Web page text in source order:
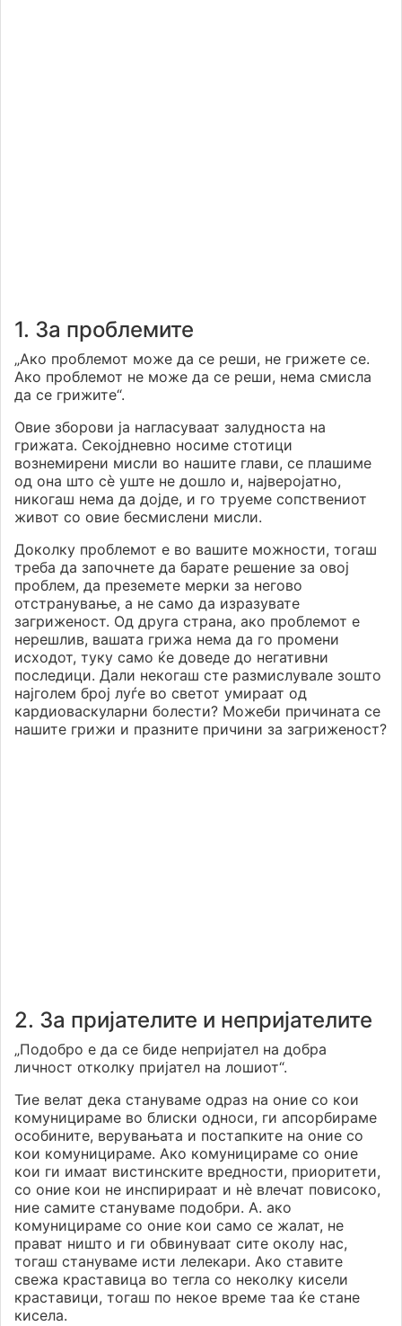
1. За проблемите
„Ако проблемот може да се реши, не грижете се.
Ако проблемот не може да се реши, нема смисла
да се грижите“.
Овие зборови ја нагласуваат залудноста на
грижата. Секојдневно носиме стотици
вознемирени мисли во нашите глави, се плашиме
од она што сè уште не дошло и, најверојатно,
никогаш нема да дојде, и го труеме сопствениот
живот со овие бесмислени мисли.
Доколку проблемот е во вашите можности, тогаш
треба да започнете да барате решение за овој
проблем, да преземете мерки за негово
отстранување, а не само да изразувате
загриженост. Од друга страна, ако проблемот е
нерешлив, вашата грижа нема да го промени
исходот, туку само ќе доведе до негативни
последици. Дали некогаш сте размислувале зошто
најголем број луѓе во светот умираат од
кардиоваскуларни болести? Можеби причината се
нашите грижи и празните причини за загриженост?
2. За пријателите и непријателите
„Подобро е да се биде непријател на добра
личност отколку пријател на лошиот“.
Тие велат дека стануваме одраз на оние со кои
комуницираме во блиски односи, ги апсорбираме
особините, верувањата и постапките на оние со
кои комуницираме. Ако комуницираме со оние
кои ги имаат вистинските вредности, приоритети,
со оние кои не инспирираат и нè влечат повисоко,
ние самите стануваме подобри. А. ако
комуницираме со оние кои само се жалат, не
прават ништо и ги обвинуваат сите околу нас,
тогаш стануваме исти лелекари. Ако ставите
свежа краставица во тегла со неколку кисели
краставици, тогаш по некое време таа ќе стане
кисела.